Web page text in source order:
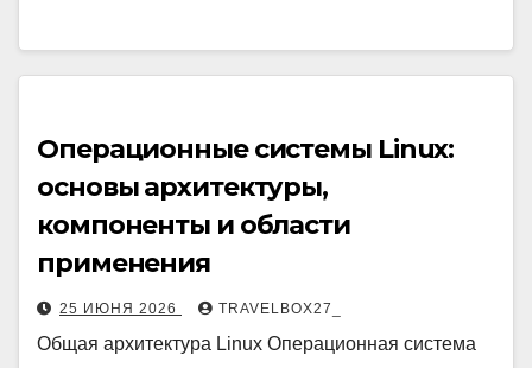
Операционные системы Linux:
основы архитектуры,
компоненты и области
применения
25 ИЮНЯ 2026 TRAVELBOX27_
Общая архитектура Linux Операционная система